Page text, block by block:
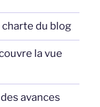
charte du blog
la vue
avances